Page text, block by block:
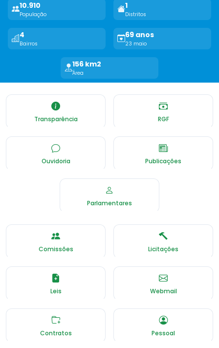
10.910
População
1
Distritos
4
Bairros
69 anos
23 maio
156 km2
Área
Transparência RGF
Ouvidoria Publicações
Parlamentares
Comissões Licitações
Leis Webmail
Contratos Pessoal